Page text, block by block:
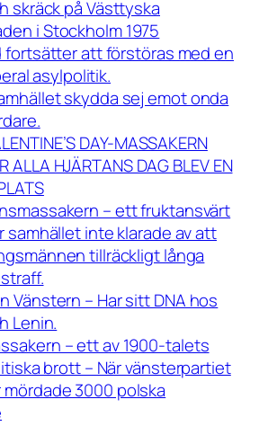
skräck på Västtyska
i Stockholm 1975
fortsätter att förstöras med en
asylpolitik.
skydda sej emot onda
DAY-MASSAKERN
ALLA HJÄRTANS DAG BLEV EN
– ett fruktansvärt
samhället inte klarade av att
tillräckligt långa
Vänstern – Har sitt DNA hos
Lenin.
– ett av 1900-talets
brott – När vänsterpartiet
mördade 3000 polska